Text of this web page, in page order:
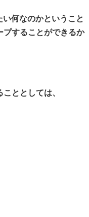
何なのかということ
することができるか
ととしては、